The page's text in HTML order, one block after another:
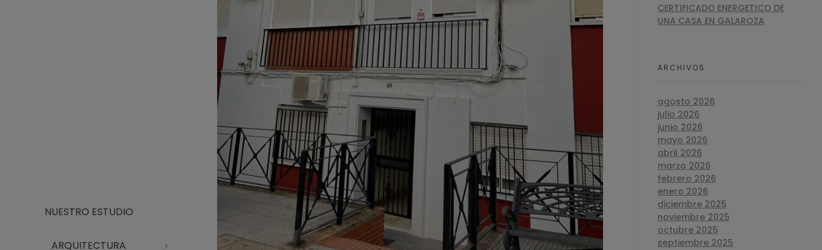
NUESTRO ESTUDIO
ARQUITECTURA
CERTIFICADO ENERGETICO DE
UNA CASA EN GALAROZA
ARCHIVOS
agosto 2026
julio 2026
junio 2026
mayo 2026
abril 2026
marzo 2026
febrero 2026
enero 2026
diciembre 2025
noviembre 2025
octubre 2025
septiembre 2025